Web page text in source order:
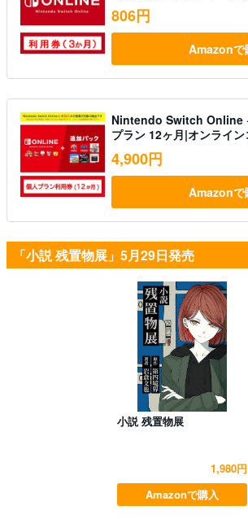
806円
Amazonで
Nintendo Switch Online
プラン 12ヶ月|オンライン
4,900円
Amazonで
「小説 残置物展」5月29日発売
小説 残置物展
1,980円
Amazonで購入